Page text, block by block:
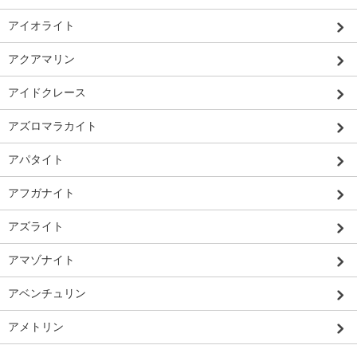
アイオライト
アクアマリン
アイドクレース
アズロマラカイト
アパタイト
アフガナイト
アズライト
アマゾナイト
アベンチュリン
アメトリン